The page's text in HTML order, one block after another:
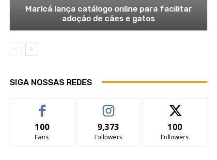
Maricá lança catálogo online para facilitar
adoção de cães e gatos
SIGA NOSSAS REDES
100
Fans
9,373
Followers
100
Followers